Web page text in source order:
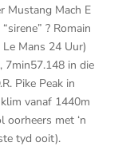
Mustang Mach E
? Romain
Le Mans 24 Uur)
7min57.148 in die
Pike Peak in
vanaf 1440m
oorheers met ‘n
tyd ooit).